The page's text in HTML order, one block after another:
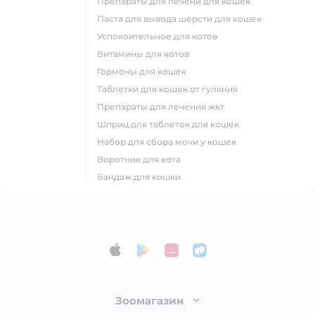
паста для вывода шерсти для кошек
успокоительное для котов
витамины для котов
гормоны для кошек
таблетки для кошек от гуляния
препараты для лечения жкт
шприц для таблеток для кошек
набор для сбора мочи у кошек
воротник для кота
бандаж для кошки
App StoreGoogle Play
AppGallery
RuStore
Зоомагазин